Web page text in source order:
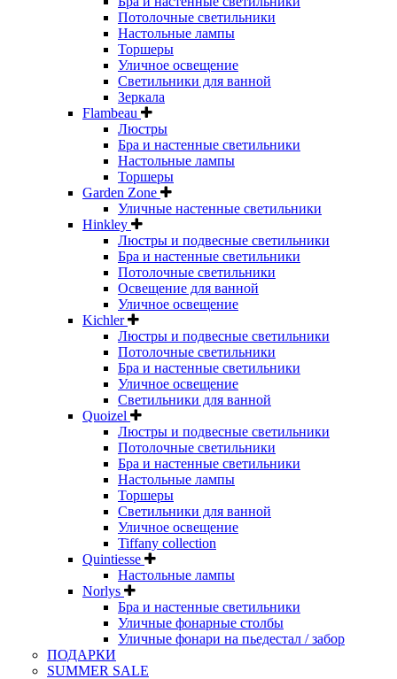
Потолочные светильники
Настольные лампы
Торшеры
Уличное освещение
Светильники для ванной
Зеркала
Flambeau
Люстры
Бра и настенные светильники
Настольные лампы
Торшеры
Garden Zone
Уличные настенные светильники
Hinkley
Люстры и подвесные светильники
Бра и настенные светильники
Потолочные светильники
Освещение для ванной
Уличное освещение
Kichler
Люстры и подвесные светильники
Потолочные светильники
Бра и настенные светильники
Уличное освещение
Светильники для ванной
Quoizel
Люстры и подвесные светильники
Потолочные светильники
Бра и настенные светильники
Настольные лампы
Торшеры
Светильники для ванной
Уличное освещение
Tiffany collection
Quintiesse
Настольные лампы
Norlys
Бра и настенные светильники
Уличные фонарные столбы
Уличные фонари на пьедестал / забор
ПОДАРКИ
SUMMER SALE